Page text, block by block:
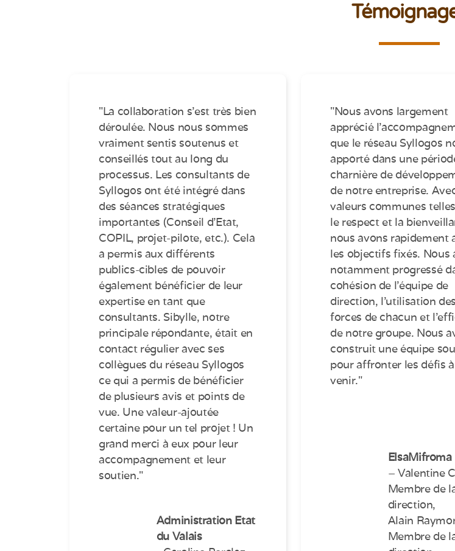
"La collaboration s’est très bien
déroulée. Nous nous sommes
vraiment sentis soutenus et
conseillés tout au long du
processus. Les consultants de
Syllogos ont été intégré dans
des séances stratégiques
importantes (Conseil d’Etat,
COPIL, projet-pilote, etc.). Cela
a permis aux différents
publics-cibles de pouvoir
également bénéficier de leur
expertise en tant que
consultants. Sibylle, notre
principale répondante, était en
contact régulier avec ses
collègues du réseau Syllogos
ce qui a permis de bénéficier
de plusieurs avis et points de
vue. Une valeur-ajoutée
certaine pour un tel projet ! Un
grand merci à eux pour leur
accompagnement et leur
soutien."
Administration Etat
du Valais
"Nous avons largement
apprécié
que le réseau Syllogos
apporté dans une
charnière de
de notre entreprise.
valeurs communes
le respect et la
nous avons rapidement
les objectifs fixés. Nous
notamment progressé
cohésion de l’équipe de
direction, l’utilisation des
forces de chacun et
de notre groupe. Nous
construit une équipe
pour affronter les défis à
venir."
ElsaMifroma
– Valentine
Membre de
direction,
Alain
Membre de